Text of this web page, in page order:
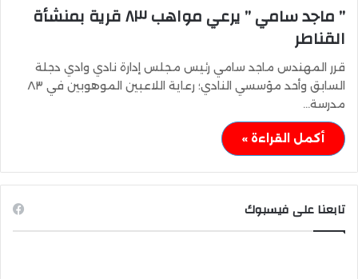
” ماجد سامي ” يرعي مواهب ٨٣ قرية بمنشأة
القناطر
قرر المهندس ماجد سامي رئيس مجلس إدارة نادي وادي دجلة
السابق وأحد مؤسسي النادي؛ رعاية اللاعبين الموهوبين في ٨٣
مدرسة…
أكمل القراءة »
تابعنا على فيسبوك